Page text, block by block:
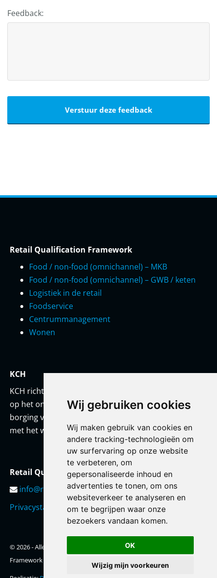
Wij gebruiken cookies
Wij maken gebruik van cookies en
andere tracking-technologieën om
uw surfervaring op onze website
te verbeteren, om
gepersonaliseerde inhoud en
advertenties te tonen, om ons
websiteverkeer te analyseren en
om te begrijpen waar onze
bezoekers vandaan komen.
OK
Wijzig mijn voorkeuren
Feedback:
Retail Qualification Framework
Food / non-food (omnichannel) – MKB
Food / non-food (omnichannel) – GWB / keten
Logistiek in de retail
Foodservice
Centrummanagement
Wonen
KCH
KCH richt zich met een team van onderwijskundigen
op het ontwikkelen van prestatiestandaarden en
borging van kwaliteit. KCH werkt altijd in co-creatie
met het werkveld en/of met haar opdrachtgever.
Retail Qualification Framework
info@retailqf.nl
Privacystatement
© 2026 - Alle rechten voorbehouden - Retail Qualification
Framework